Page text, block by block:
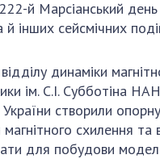
й Марсіанський
інших сейсмічних
відділу динаміки
ім. С.І. Субботіна
створили
схилення
для побудови